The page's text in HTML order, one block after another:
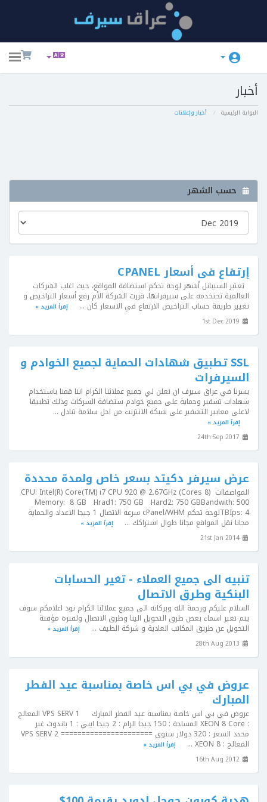
أخبار
البوابة الرئيسية أخبار وإعلانات
حسب الشهر
إرتفاع فى أسعار CPANEL
تعتبر السيبانل أشهر لوحة تحكم استضافة المواقع، حيث اغلب الشركات
العالمية تحتخدمه على سيرفراتها. قررت الشركة الأم رفع أسعار التراخيص و
تغيير طريقة حساب التراخيص الارتفاع في الاسعار كان ... إقرأ المزيد »
SSL تطبيق شهادات الحماية لجميع الخوادم و
السيرفرات
يسرنا في عراق سيرف ان نعلن لي جميع عملائنا الكرام اننا قمنا باستخدام
شهادات تشفير وحماية على جميع خوادم ستضافة الشركات وذلك تطبيقا
لاعلى معايير التشفير على شبكة الانترنت من اجل سلامة تبادل ...
إقرأ المزيد »
عرض سيرفر دكيتد بسعر خاص ولمدة محددة
المواصفااتCPU: Intel(R) Core(TM) i7 CPU 920 @ 2.67GHz (Cores 8)
Memory: 8 GB Hrad1: 750 GB Hard2: 750 GBBandwith: 500
TBIps: 4لوحة تحكم cPanel/WHM سرعة الاتصال 1 جيجا الاعداد والحماية
مجانا نقل المواقع مجانا طوال اشتراكك ... إقرأ المزيد »
تنبيه الى جميع العملاء - تغير الحسابات
البنكية وطرق الاتصال
السلام عليكم ورحمة الله وبركاته الى جميع عملائنا الكرام نود اعلامكم سوف
يتم تغير اسماء بعض طرق التحويل الينا وطرق الاتصال ولفترة مؤقتة
التحويل عن طريق المكاتب العادية و شركة الطيف ... إقرأ المزيد »
عروض في بي اس خاصة بمناسبة عيد الفطر
المبارك
عروض في بي اس خاصة بمناسبة عيد الفطر المبارك VPS SERV 1 المعالج
: XEON 8 Core المساحة : 150 جيجا الرام : 2 جيجا ايبي : 1 باندوث غير
محدد السعر : 320 دولار سنوي ====================== VPS SERV 2
المعالج : XEON 8 ... إقرأ المزيد »